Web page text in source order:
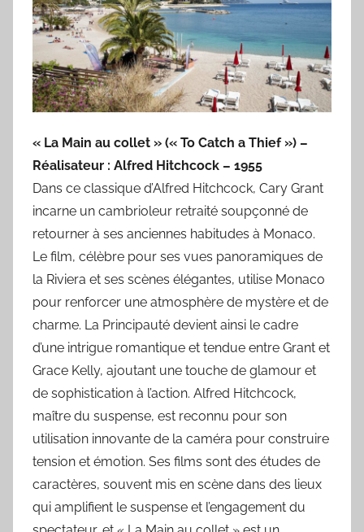
« La Main au collet » (« To Catch a Thief ») –
Réalisateur : Alfred Hitchcock – 1955
Dans ce classique d’Alfred Hitchcock, Cary Grant
incarne un cambrioleur retraité soupçonné de
retourner à ses anciennes habitudes à Monaco.
Le film, célèbre pour ses vues panoramiques de
la Riviera et ses scènes élégantes, utilise Monaco
pour renforcer une atmosphère de mystère et de
charme. La Principauté devient ainsi le cadre
d’une intrigue romantique et tendue entre Grant et
Grace Kelly, ajoutant une touche de glamour et
de sophistication à l’action. Alfred Hitchcock,
maître du suspense, est reconnu pour son
utilisation innovante de la caméra pour construire
tension et émotion. Ses films sont des études de
caractères, souvent mis en scène dans des lieux
qui amplifient le suspense et l’engagement du